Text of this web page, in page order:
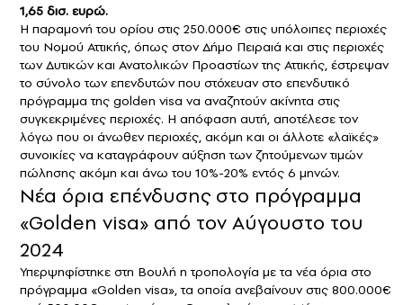
1,65 δισ. ευρώ.
Η παραμονή του ορίου στις 250.000€ στις υπόλοιπες περιοχές
του Νομού Αττικής, όπως στον Δήμο Πειραιά και στις περιοχές
των Δυτικών και Ανατολικών Προαστίων της Αττικής, έστρεψαν
το σύνολο των επενδυτών που στόχευαν στο επενδυτικό
πρόγραμμα της golden visa να αναζητούν ακίνητα στις
συγκεκριμένες περιοχές. Η απόφαση αυτή, αποτέλεσε τον
λόγω που οι άνωθεν περιοχές, ακόμη και οι άλλοτε «λαϊκές»
συνοικίες να καταγράφουν αύξηση των ζητούμενων τιμών
πώλησης ακόμη και άνω του 10%-20% εντός 6 μηνών.
Νέα όρια επένδυσης στο πρόγραμμα
«Golden visa» από τον Αύγουστο του
2024
Υπερψηφίστηκε στη Βουλή η τροπολογία με τα νέα όρια στο
πρόγραμμα «Golden visa», τα οποία ανεβαίνουν στις 800.000€